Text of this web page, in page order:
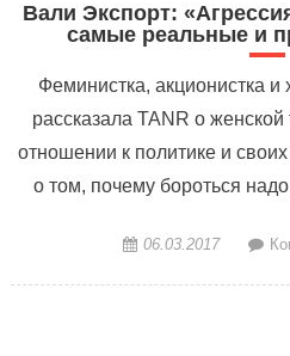
Вали Экспорт:
самые реальные и
Феминистка, акционистка
рассказала TANR о женской
отношении к политике и
о том, почему бороться
06.03.2017